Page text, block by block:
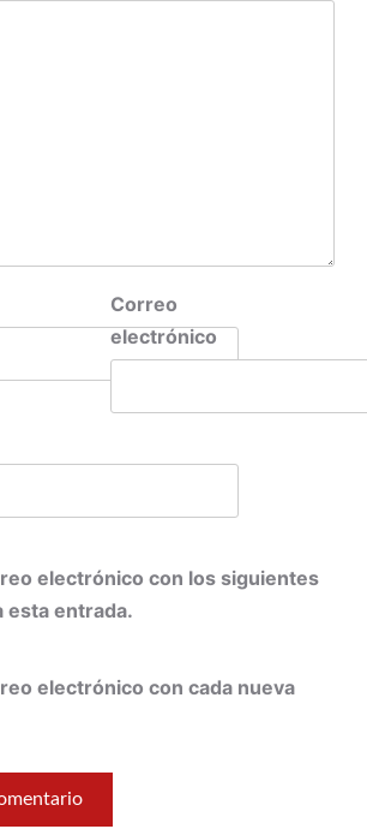
Correo
electrónico
electrónico con los siguientes
esta entrada.
electrónico con cada nueva